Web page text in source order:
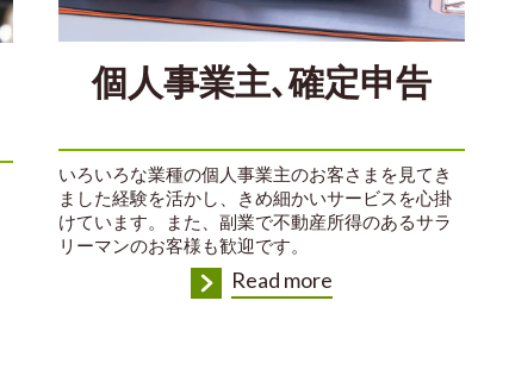
個人事業主､確定申告
いろいろな業種の個人事業主のお客さまを見てき
ました経験を活かし、きめ細かいサービスを心掛
けています。また、副業で不動産所得のあるサラ
リーマンのお客様も歓迎です。
Read more